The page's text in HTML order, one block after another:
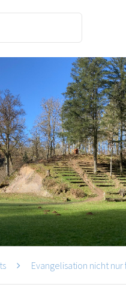
Evangelisation nicht nur